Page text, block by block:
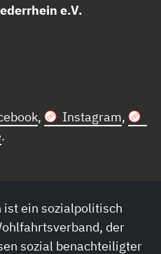
e.V.
, Instagram,
.
ist ein sozialpolitisch
der
sozial benachteiligter